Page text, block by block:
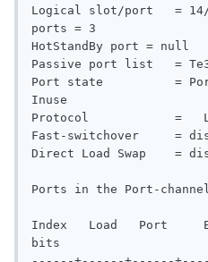
Logical slot/port   =
ports = 3
HotStandBy port = null
Passive port list   =
Port state          =
Inuse
Protocol            =
Fast-switchover     =
Direct Load Swap    =
Ports in the Port-
Index   Load   Port
bits